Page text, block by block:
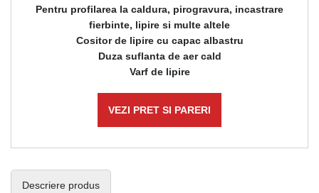
Pentru profilarea la caldura, pirogravura, incastrare
fierbinte, lipire si multe altele
Cositor de lipire cu capac albastru
Duza suflanta de aer cald
Varf de lipire
VEZI PRET SI PARERI
Descriere produs